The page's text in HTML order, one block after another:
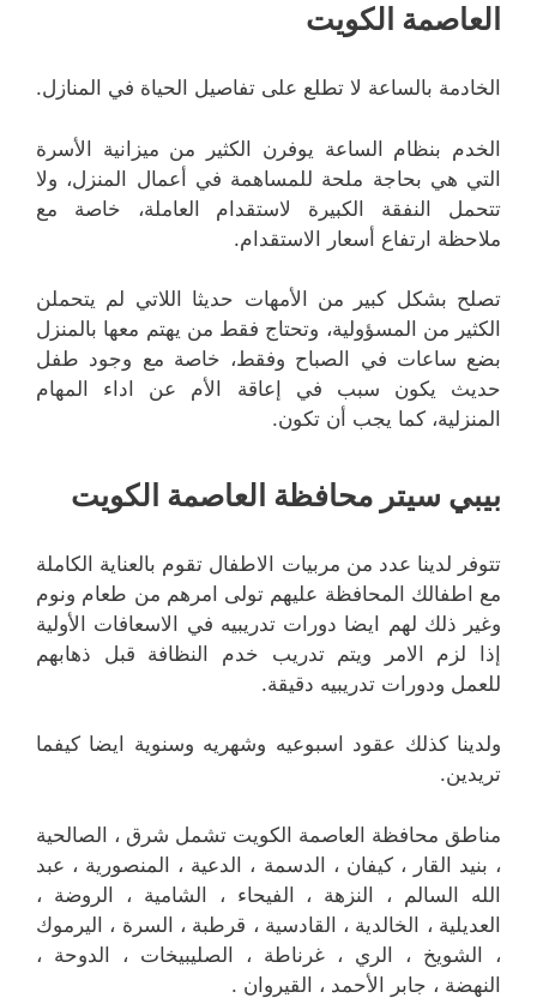
العاصمة الكويت
الخادمة بالساعة لا تطلع على تفاصيل الحياة في المنازل.
الخدم بنظام الساعة يوفرن الكثير من ميزانية الأسرة
التي هي بحاجة ملحة للمساهمة في أعمال المنزل، ولا
تتحمل النفقة الكبيرة لاستقدام العاملة، خاصة مع
ملاحظة ارتفاع أسعار الاستقدام.
تصلح بشكل كبير من الأمهات حديثا اللاتي لم يتحملن
الكثير من المسؤولية، وتحتاج فقط من يهتم معها بالمنزل
بضع ساعات في الصباح وفقط، خاصة مع وجود طفل
حديث يكون سبب في إعاقة الأم عن اداء المهام
المنزلية، كما يجب أن تكون.
بيبي سيتر محافظة العاصمة الكويت
تتوفر لدينا عدد من مربيات الاطفال تقوم بالعناية الكاملة
مع اطفالك المحافظة عليهم تولى امرهم من طعام ونوم
وغير ذلك لهم ايضا دورات تدريبيه في الاسعافات الأولية
إذا لزم الامر ويتم تدريب خدم النظافة قبل ذهابهم
للعمل ودورات تدريبيه دقيقة.
ولدينا كذلك عقود اسبوعيه وشهريه وسنوية ايضا كيفما
تريدين.
مناطق محافظة العاصمة الكويت تشمل شرق ، الصالحية
، بنيد القار ، كيفان ، الدسمة ، الدعية ، المنصورية ، عبد
الله السالم ، النزهة ، الفيحاء ، الشامية ، الروضة ،
العديلية ، الخالدية ، القادسية ، قرطبة ، السرة ، اليرموك
، الشويخ ، الري ، غرناطة ، الصليبيخات ، الدوحة ،
النهضة ، جابر الأحمد ، القيروان .